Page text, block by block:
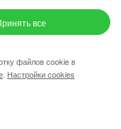
"ИВК ВЕЛЕС",
Принять
все
файлов cookie в
Настройки cookies